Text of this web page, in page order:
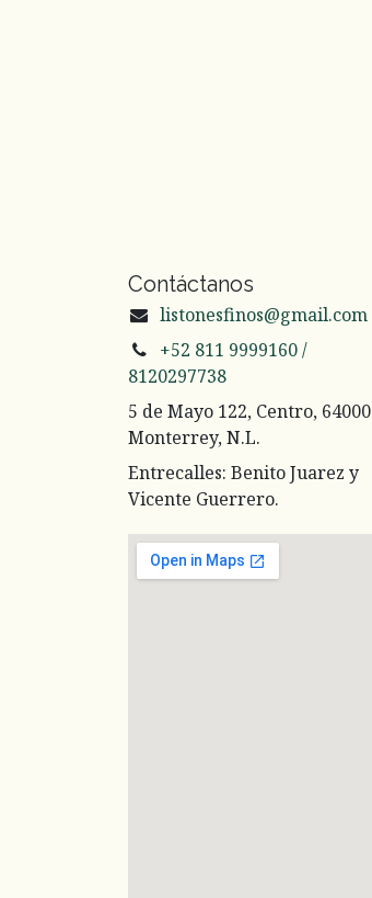
Contáctanos
listonesfinos@gmail.com
+52 811 9999160 /
8120297738
5 de Mayo 122, Centro, 64000
Monterrey, N.L.
Entrecalles: Benito Juarez y
Vicente Guerrero.